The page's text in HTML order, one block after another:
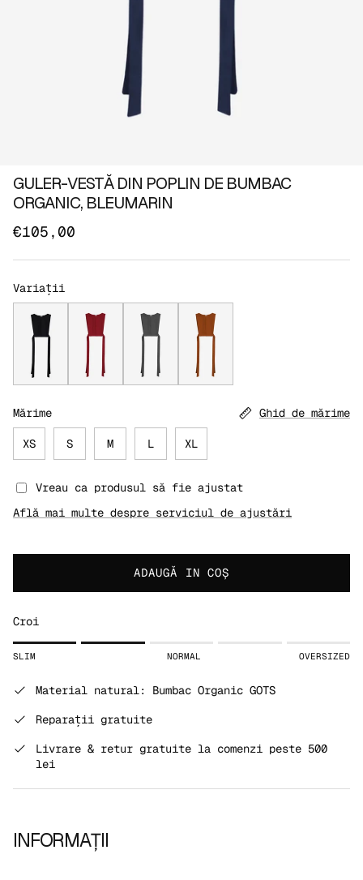
GULER-VESTĂ DIN POPLIN DE BUMBAC
ORGANIC, BLEUMARIN
€105,00
Variații
Mărime
Ghid de mărime
XS S M L XL
Vreau ca produsul să fie ajustat
Află mai multe despre serviciul de ajustări
ADAUGĂ IN COŞ
Croi
Rating of 1 means SLIM.
Rating of 5 means OVERSIZED.
SLIM NORMAL OVERSIZED
Material natural: Bumbac Organic GOTS
Reparații gratuite
Livrare & retur gratuite la comenzi peste 500
lei
INFORMAȚII